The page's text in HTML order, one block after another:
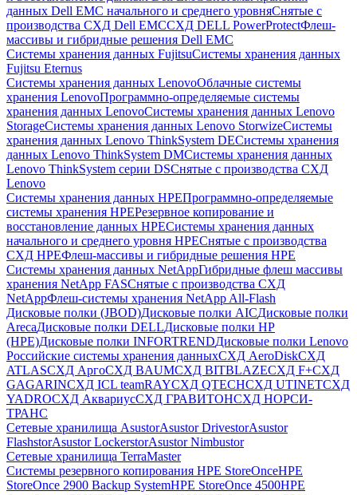
данных Dell EMC начального и среднего уровняСнятые с
производства СХД Dell EMCСХД DELL PowerProtectФлеш-
массивы и гибридные решения Dell EMC
Системы хранения данных FujitsuСистемы хранения данных
Fujitsu Eternus
Системы хранения данных LenovoОблачные системы
хранения LenovoПрограммно-определяемые системы
хранения данных LenovoСистемы хранения данных Lenovo
StorageСистемы хранения данных Lenovo StorwizeСистемы
хранения данных Lenovo ThinkSystem DEСистемы хранения
данных Lenovo ThinkSystem DMСистемы хранения данных
Lenovo ThinkSystem серии DSСнятые с производства СХД
Lenovo
Системы хранения данных HPEПрограммно-определяемые
системы хранения HPEРезервное копирование и
восстановление данных HPEСистемы хранения данных
начального и среднего уровня HPEСнятые с производства
СХД HPEФлеш-массивы и гибридные решения HPE
Cистемы хранения данных NetAppГибридные флеш массивы
хранения NetApp FASСнятые с производства СХД
NetAppФлеш-системы хранения NetApp All-Flash
Дисковые полки (JBOD)Дисковые полки AICДисковые полки
ArecaДисковые полки DELLДисковые полки HP
(HPE)Дисковые полки INFORTRENDДисковые полки Lenovo
Российские системы хранения данныхСХД AeroDiskСХД
ATLASСХД AргоСХД BAUMСХД BITBLAZEСХД F+СХД
GAGARINСХД ICL teamRAYСХД QTECHСХД UTINETСХД
YADROСХД АквариусСХД ГРАВИТОНСХД НОРСИ-
ТРАНС
Сетевые хранилища AsustorAsustor DrivestorAsustor
FlashstorAsustor LockerstorAsustor Nimbustor
Сетевые хранилища TerraMaster
Системы резервного копирования HPE StoreOnceHPE
StoreOnce 2900 Backup SystemHPE StoreOnce 4500HPE